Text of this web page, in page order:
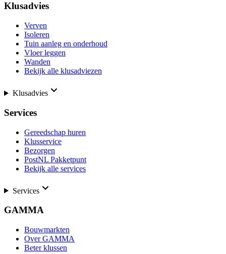
Klusadvies
Verven
Isoleren
Tuin aanleg en onderhoud
Vloer leggen
Wanden
Bekijk alle klusadviezen
Klusadvies
Services
Gereedschap huren
Klusservice
Bezorgen
PostNL Pakketpunt
Bekijk alle services
Services
GAMMA
Bouwmarkten
Over GAMMA
Beter klussen